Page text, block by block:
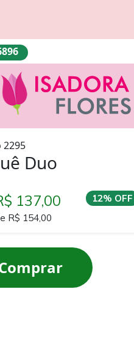
2295
Duo
12% OFF
137,00
R$ 154,00